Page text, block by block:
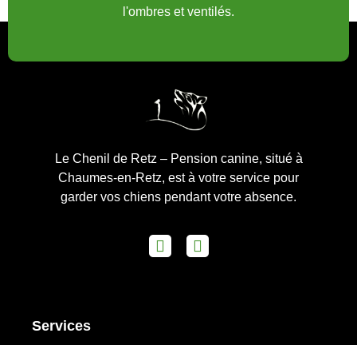
l'ombres et ventilés.
Le Chenil de Retz – Pension canine, situé à
Chaumes-en-Retz, est à votre service pour
garder vos chiens pendant votre absence.
Services